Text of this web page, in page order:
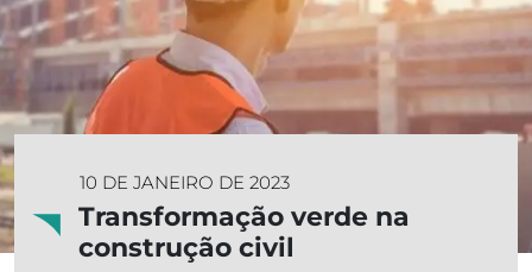
10 DE JANEIRO DE 2023
Transformação verde na
construção civil